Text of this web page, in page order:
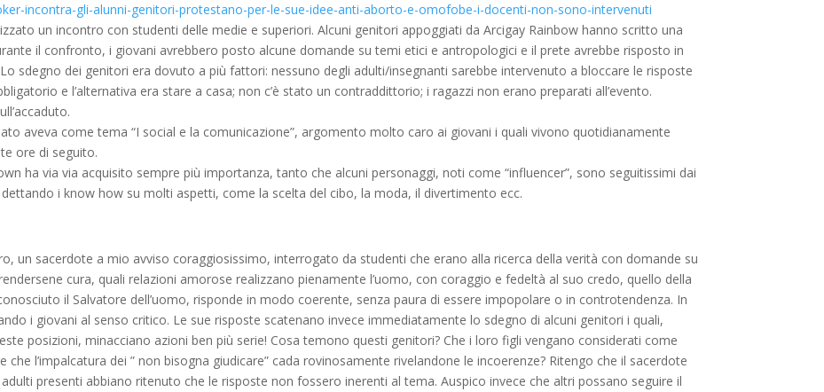
incontra-gli-alunni-genitori-protestano-per-le-sue-idee-anti-aborto-e-omofobe-i-docenti-non-sono-intervenuti
un incontro con studenti delle medie e superiori. Alcuni genitori appoggiati da Arcigay Rainbow hanno scritto una
il confronto, i giovani avrebbero posto alcune domande su temi etici e antropologici e il prete avrebbe risposto in
sdegno dei genitori era dovuto a più fattori: nessuno degli adulti/insegnanti sarebbe intervenuto a bloccare le risposte
e l’alternativa era stare a casa; non c’è stato un contraddittorio; i ragazzi non erano preparati all’evento.
aveva come tema “I social e la comunicazione”, argomento molto caro ai giovani i quali vivono quotidianamente
ore di seguito.
ha via via acquisito sempre più importanza, tanto che alcuni personaggi, noti come “influencer”, sono seguitissimi dai
i know how su molti aspetti, come la scelta del cibo, la moda, il divertimento ecc.
un sacerdote a mio avviso coraggiosissimo, interrogato da studenti che erano alla ricerca della verità con domande su
cura, quali relazioni amorose realizzano pienamente l’uomo, con coraggio e fedeltà al suo credo, quello della
il Salvatore dell’uomo, risponde in modo coerente, senza paura di essere impopolare o in controtendenza. In
i giovani al senso critico. Le sue risposte scatenano invece immediatamente lo sdegno di alcuni genitori i quali,
posizioni, minacciano azioni ben più serie! Cosa temono questi genitori? Che i loro figli vengano considerati come
che l’impalcatura dei ” non bisogna giudicare” cada rovinosamente rivelandone le incoerenze? Ritengo che il sacerdote
presenti abbiano ritenuto che le risposte non fossero inerenti al tema. Auspico invece che altri possano seguire il